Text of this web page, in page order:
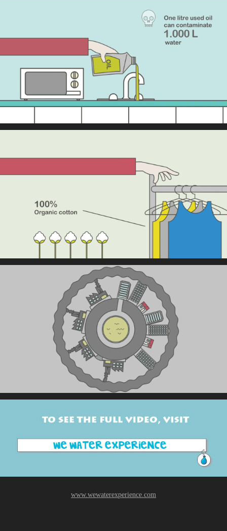
www.wewaterexperience.com